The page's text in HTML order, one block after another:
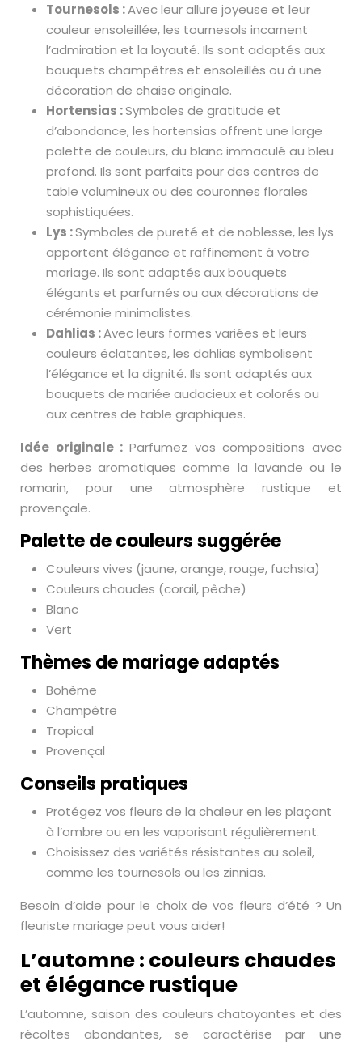
Tournesols :Avec leur allure joyeuse et leur
couleur ensoleillée, les tournesols incarnent
l’admiration et la loyauté. Ils sont adaptés aux
bouquets champêtres et ensoleillés ou à une
décoration de chaise originale.
Hortensias :Symboles de gratitude et
d’abondance, les hortensias offrent une large
palette de couleurs, du blanc immaculé au bleu
profond. Ils sont parfaits pour des centres de
table volumineux ou des couronnes florales
sophistiquées.
Lys :Symboles de pureté et de noblesse, les lys
apportent élégance et raffinement à votre
mariage. Ils sont adaptés aux bouquets
élégants et parfumés ou aux décorations de
cérémonie minimalistes.
Dahlias :Avec leurs formes variées et leurs
couleurs éclatantes, les dahlias symbolisent
l’élégance et la dignité. Ils sont adaptés aux
bouquets de mariée audacieux et colorés ou
aux centres de table graphiques.
Idée originale : Parfumez vos compositions avec
des herbes aromatiques comme la lavande ou le
romarin, pour une atmosphère rustique et
provençale.
Palette de couleurs suggérée
Couleurs vives (jaune, orange, rouge, fuchsia)
Couleurs chaudes (corail, pêche)
Blanc
Vert
Thèmes de mariage adaptés
Bohème
Champêtre
Tropical
Provençal
Conseils pratiques
Protégez vos fleurs de la chaleur en les plaçant
à l’ombre ou en les vaporisant régulièrement.
Choisissez des variétés résistantes au soleil,
comme les tournesols ou les zinnias.
Besoin d’aide pour le choix de vos fleurs d’été ? Un
fleuriste mariage peut vous aider!
L’automne : couleurs chaudes
et élégance rustique
L’automne, saison des couleurs chatoyantes et des
récoltes abondantes, se caractérise par une